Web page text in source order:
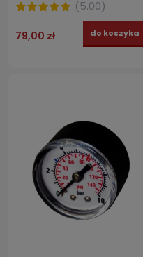
(5.00)
79,00 zł do koszyka